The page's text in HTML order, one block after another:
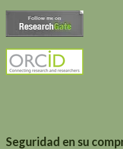
Seguridad en su